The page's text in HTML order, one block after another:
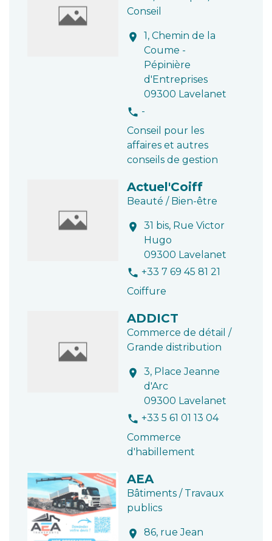
Conseil
location_on
1, Chemin de la
Coume -
Pépinière
d'Entreprises
09300 Lavelanet
phone -
Conseil pour les
affaires et autres
conseils de gestion
Actuel'Coiff
Beauté / Bien-être
location_on
31 bis, Rue Victor
Hugo
09300 Lavelanet
phone +33 7 69 45 81 21
Coiffure
ADDICT
Commerce de détail /
Grande distribution
location_on
3, Place Jeanne
d'Arc
09300 Lavelanet
phone +33 5 61 01 13 04
Commerce
d'habillement
AEA
Bâtiments / Travaux
publics
location_on
86, rue Jean